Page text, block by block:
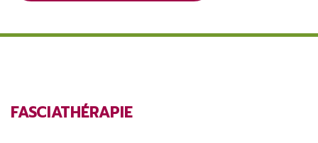
FASCIATHÉRAPIE